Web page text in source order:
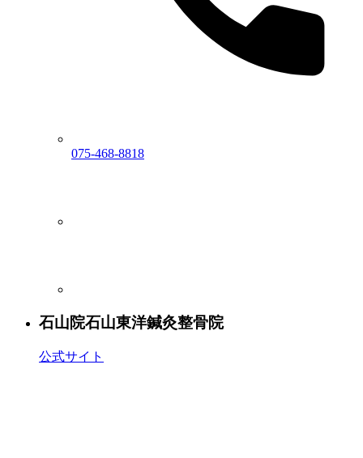
075-468-8818
石山院石山東洋鍼灸整骨院
公式サイト